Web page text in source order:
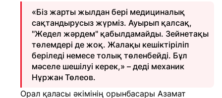
«Біз жарты жылдан бері медициналық
сақтандырусыз жүрміз. Ауырып қалсақ,
"Жедел жәрдем" қабылдамайды. Зейнетақы
төлемдері де жоқ. Жалақы кешіктіріліп
беріледі немесе толық төленбейді. Бұл
мәселе шешілуі керек,» – деді механик
Нұржан Төлеов.
Орал қаласы әкімінің орынбасары Азамат